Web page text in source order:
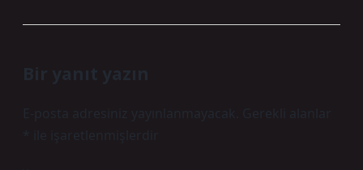
Bir yanıt yazın
E-posta adresiniz yayınlanmayacak.
Gerekli alanlar
ile işaretlenmişlerdir